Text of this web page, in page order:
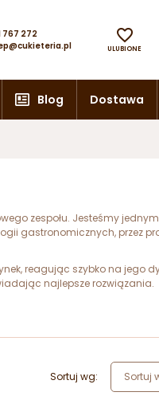
767 272

ULUBIONE
Blog Dostawa
zespołu. Jesteśmy
gastronomicznych, przez
reagując szybko na jego
najlepsze rozwiązania.
Sortuj wg: Sortuj